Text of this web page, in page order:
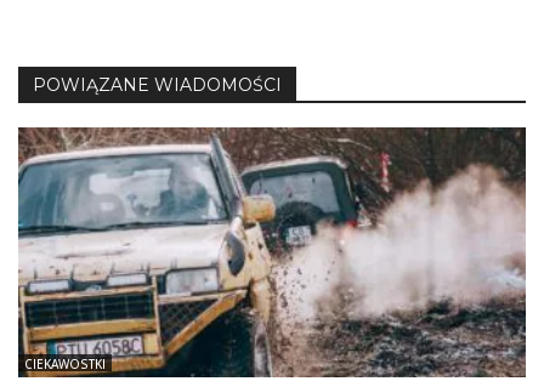
POWIĄZANE WIADOMOŚCI
CIEKAWOSTKI